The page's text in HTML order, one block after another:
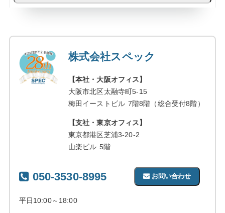
株式会社スペック
【本社・大阪オフィス】
大阪市北区太融寺町5-15
梅田イーストビル 7階8階（総合受付8階）
【支社・東京オフィス】
東京都港区芝浦3-20-2
山楽ビル 5階
050-3530-8995
平日10:00～18:00
お問い合わせ